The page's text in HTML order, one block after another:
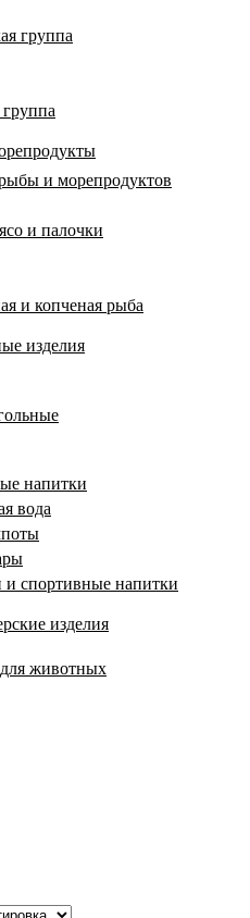
группа
и морепродуктов
и палочки
и копченая рыба
изделия
напитки
вода
и спортивные напитки
изделия
животных